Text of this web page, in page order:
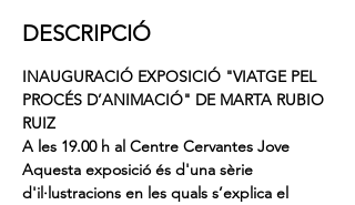
DESCRIPCIÓ
INAUGURACIÓ EXPOSICIÓ "VIATGE PEL
PROCÉS D’ANIMACIÓ" DE MARTA RUBIO
RUIZ
A les 19.00 h al Centre Cervantes Jove
Aquesta exposició és d'una sèrie
d'il·lustracions en les quals s’explica el